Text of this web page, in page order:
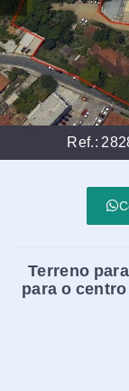
Ref.:
Terreno
para o